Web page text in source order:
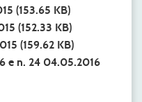
(153.65 KB)
(152.33 KB)
(159.62 KB)
e n. 24 04.05.2016